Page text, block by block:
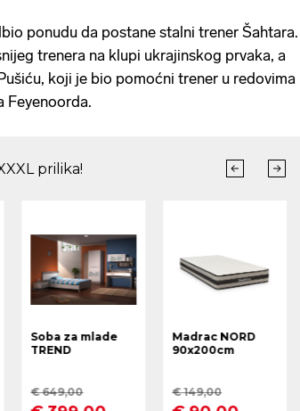
ponudu da postane stalni trener Šahtara.
trenera na klupi ukrajinskog prvaka, a
koji je bio pomoćni trener u redovima
Feyenoorda.